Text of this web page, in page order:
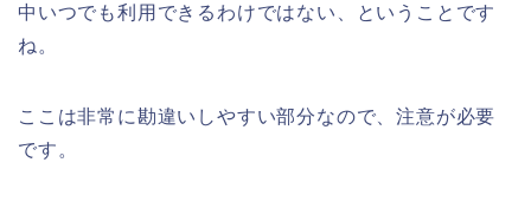
中いつでも利用できるわけではない、ということです
ね。
ここは非常に勘違いしやすい部分なので、注意が必要
です。